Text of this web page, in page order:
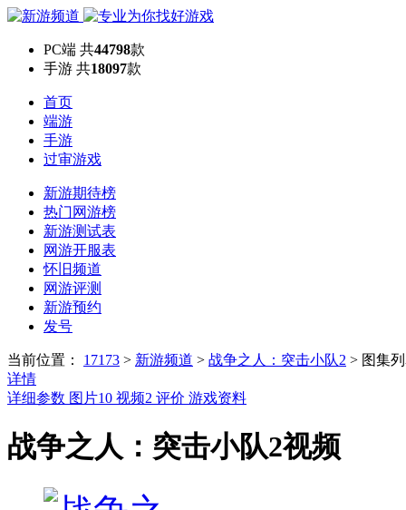
PC端 共44798款
手游 共18097款
首页
端游
手游
过审游戏
新游期待榜
热门网游榜
新游测试表
网游开服表
怀旧频道
网游评测
新游预约
发号
当前位置： 17173 > 新游频道 > 战争之人：突击小队2 > 图集
详情
详细参数 图片10 视频2 评价 游戏资料
战争之人：突击小队2视频